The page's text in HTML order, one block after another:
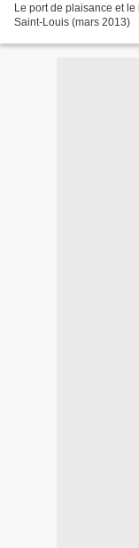
Le port de plaisance et
Saint-Louis (mars 2013)